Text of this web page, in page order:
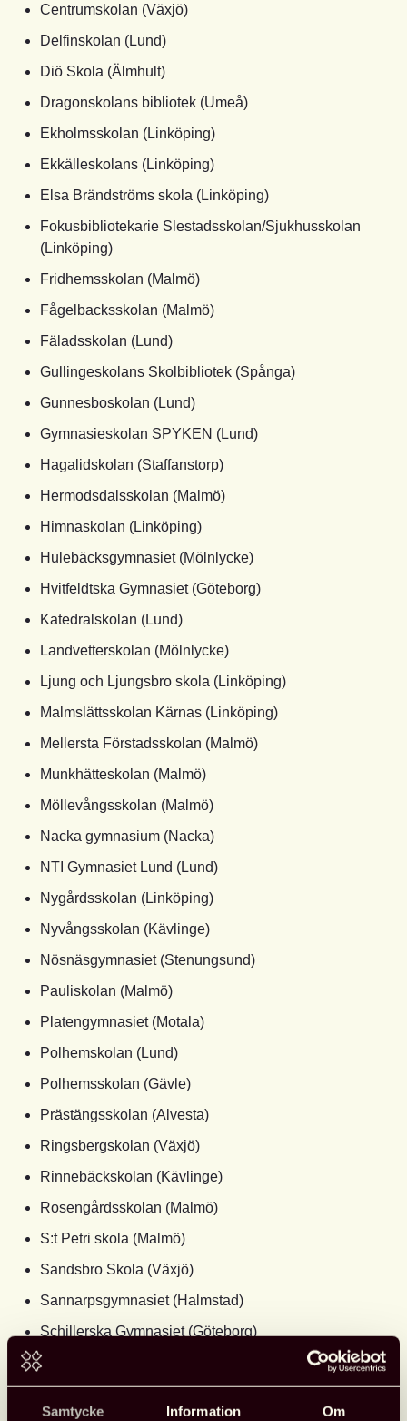
Samtycke Information Om
Centrumskolan (Växjö)
Delfinskolan (Lund)
Diö Skola (Älmhult)
Dragonskolans bibliotek (Umeå)
Ekholmsskolan (Linköping)
Ekkälleskolans (Linköping)
Elsa Brändströms skola (Linköping)
Fokusbibliotekarie Slestadsskolan/Sjukhusskolan
(Linköping)
Fridhemsskolan (Malmö)
Fågelbacksskolan (Malmö)
Fäladsskolan (Lund)
Gullingeskolans Skolbibliotek (Spånga)
Gunnesboskolan (Lund)
Gymnasieskolan SPYKEN (Lund)
Hagalidskolan (Staffanstorp)
Hermodsdalsskolan (Malmö)
Himnaskolan (Linköping)
Hulebäcksgymnasiet (Mölnlycke)
Hvitfeldtska Gymnasiet (Göteborg)
Katedralskolan (Lund)
Landvetterskolan (Mölnlycke)
Ljung och Ljungsbro skola (Linköping)
Malmslättsskolan Kärnas (Linköping)
Mellersta Förstadsskolan (Malmö)
Munkhätteskolan (Malmö)
Möllevångsskolan (Malmö)
Nacka gymnasium (Nacka)
NTI Gymnasiet Lund (Lund)
Nygårdsskolan (Linköping)
Nyvångsskolan (Kävlinge)
Nösnäsgymnasiet (Stenungsund)
Pauliskolan (Malmö)
Platengymnasiet (Motala)
Polhemskolan (Lund)
Polhemsskolan (Gävle)
Prästängsskolan (Alvesta)
Ringsbergskolan (Växjö)
Rinnebäckskolan (Kävlinge)
Rosengårdsskolan (Malmö)
S:t Petri skola (Malmö)
Sandsbro Skola (Växjö)
Sannarpsgymnasiet (Halmstad)
Schillerska Gymnasiet (Göteborg)
Sjöängsskolan (Stockholm)